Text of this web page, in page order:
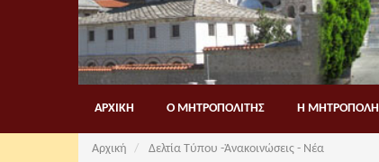
ΑΡΧΙΚΗ Ο ΜΗΤΡΟΠΟΛΙΤΗΣ Η ΜΗΤΡΟΠΟΛΗ
Αρχική Δελτία Τύπου -Ἀνακοινώσεις - Νέα